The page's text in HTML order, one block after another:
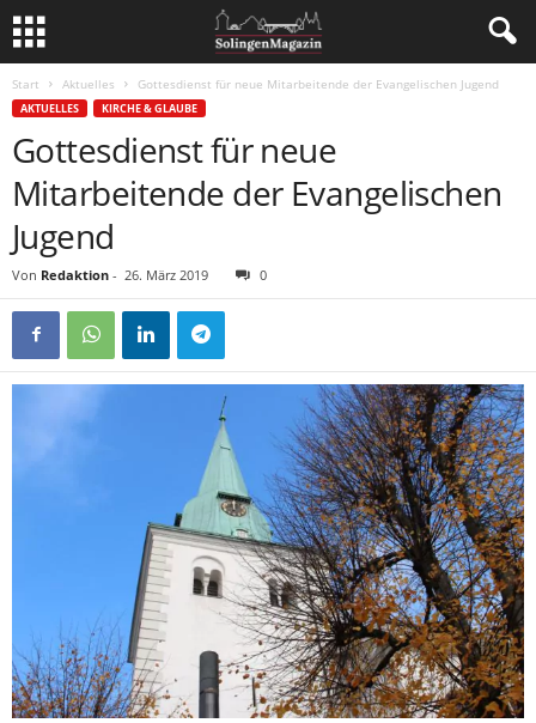
Start Aktuelles Gottesdienst für neue Mitarbeitende der Evangelischen Jugend
AKTUELLES KIRCHE & GLAUBE
Gottesdienst für neue
Mitarbeitende der Evangelischen
Jugend
Von Redaktion - 26. März 2019 0